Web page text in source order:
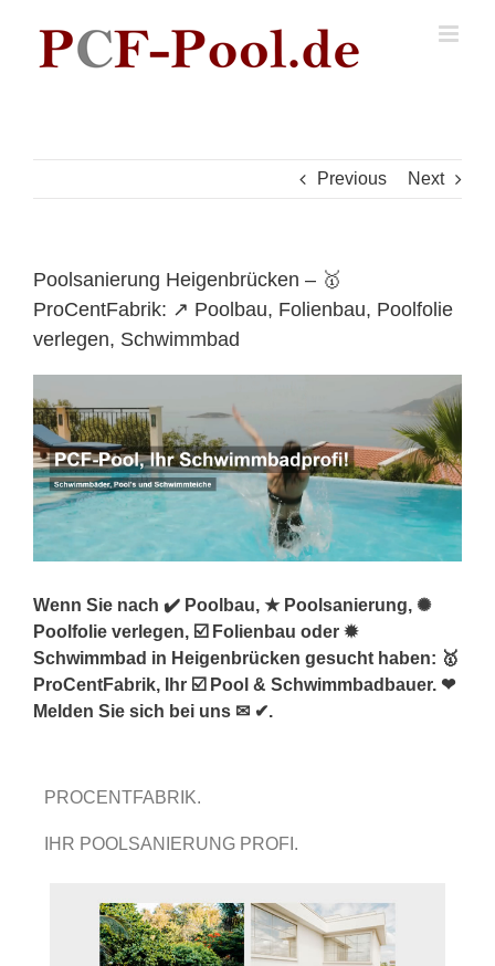
content
Previous Next
Poolsanierung Heigenbrücken – 🥇
ProCentFabrik: ↗️ Poolbau, Folienbau, Poolfolie
verlegen, Schwimmbad
Wenn Sie nach ✔️ Poolbau, ★ Poolsanierung, ✺
Poolfolie verlegen, ☑️ Folienbau oder ✹
Schwimmbad in Heigenbrücken gesucht haben: 🥇
ProCentFabrik, Ihr ☑️ Pool & Schwimmbadbauer. ❤
Melden Sie sich bei uns ✉ ✔.
PROCENTFABRIK.
IHR POOLSANIERUNG PROFI.